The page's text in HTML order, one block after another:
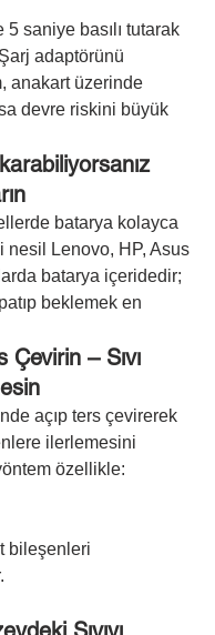
saniye basılı tutarak
adaptörünü
anakart üzerinde
devre riskini büyük
batarya kolayca
nesil Lenovo, HP, Asus
batarya içeridedir;
beklemek en
Çevirin – Sıvı
açıp ters çevirerek
ilerlemesini
özellikle:
bileşenleri